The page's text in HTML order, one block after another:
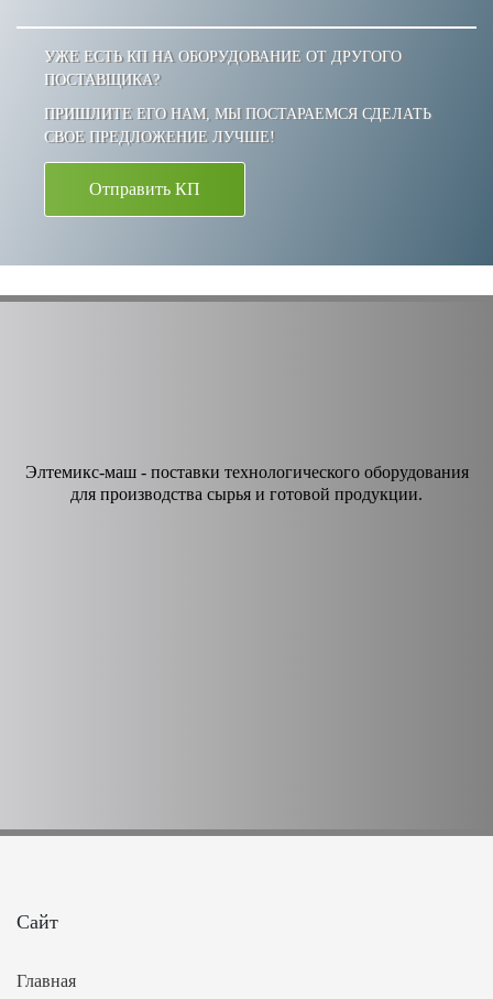
УЖЕ ЕСТЬ КП НА ОБОРУДОВАНИЕ ОТ ДРУГОГО
ПОСТАВЩИКА?
ПРИШЛИТЕ ЕГО НАМ, МЫ ПОСТАРАЕМСЯ СДЕЛАТЬ
СВОЕ ПРЕДЛОЖЕНИЕ ЛУЧШЕ!
Отправить КП
Элтемикс-маш - поставки технологического оборудования
для производства сырья и готовой продукции.
Сайт
Главная